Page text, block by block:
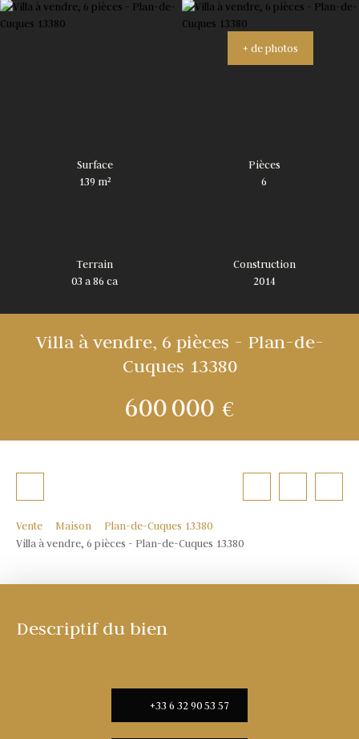
+ de photos
Surface
139 m²
Pièces
6
Terrain
03 a 86 ca
Construction
2014
Villa à vendre, 6 pièces - Plan-de-
Cuques 13380
600 000 €
Vente Maison
Plan-de-Cuques 13380
Villa à vendre, 6 pièces - Plan-de-Cuques 13380
Descriptif du bien
+33 6 32 90 53 57